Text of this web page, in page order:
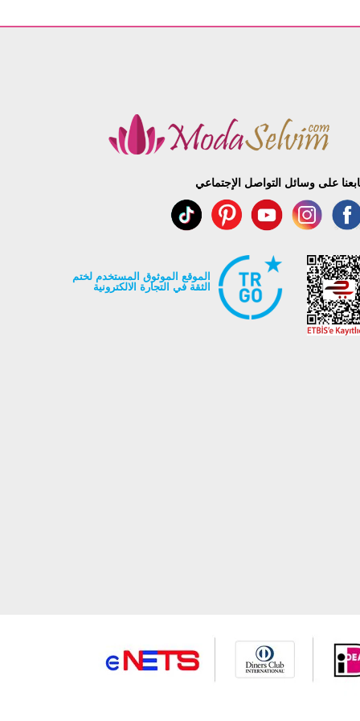
على وسائل التواصل الإجتماعي
الموقع الموثوق المستخدم لختم
الثقة في التجارة الالكترونية